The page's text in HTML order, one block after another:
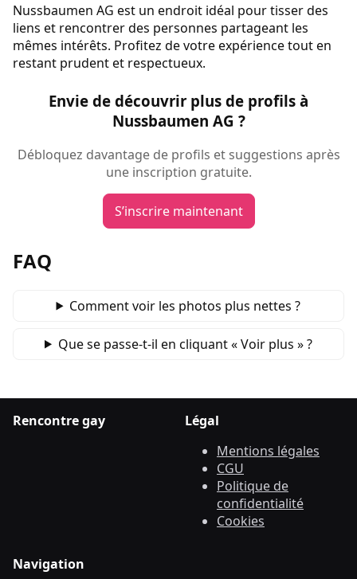
Nussbaumen AG est un endroit idéal pour tisser des
liens et rencontrer des personnes partageant les
mêmes intérêts. Profitez de votre expérience tout en
restant prudent et respectueux.
Envie de découvrir plus de profils à
Nussbaumen AG ?
Débloquez davantage de profils et suggestions après
une inscription gratuite.
S’inscrire maintenant
FAQ
Comment voir les photos plus nettes ?
Que se passe‑t‑il en cliquant « Voir plus » ?
Rencontre gay
Légal
Mentions légales
CGU
Politique de
confidentialité
Cookies
Navigation